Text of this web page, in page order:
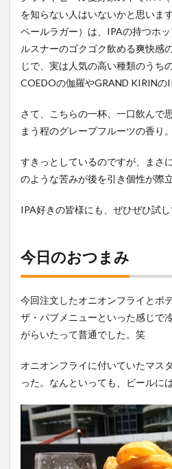
を知らない人はいないかと思いま
ペールラガー）は、IPAの持つホ
ルスナーのゴクゴク飲める爽快感
じで、実は人気の高い種類のうち
COEDOの伽羅やGRAND KIRINの
さて、こちらの一杯、一口飲んで
まう程のグレープフルーツの香り。
すきっとしているのですが、まさ
のような苦みが後を引き個性が際
IPA好きの皆様にも、ぜひぜひ試
今日のおつまみ
今回注文したオニオンフライとポ
ザ・パブメニューといった感じで
がらいたって普通でした。笑
オニオンフライに付いていたマス
った。なんといっても、ビールに